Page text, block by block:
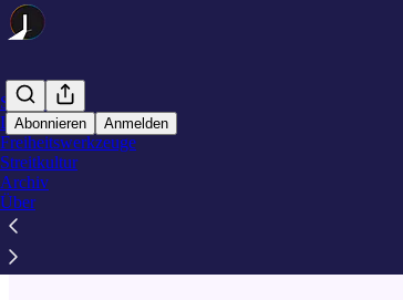
Abonnieren Anmelden
Startseite
Lichtblicke
Freiheitswerkzeuge
Streitkultur
Archiv
Über
Lichtblicke
Lichtblicke